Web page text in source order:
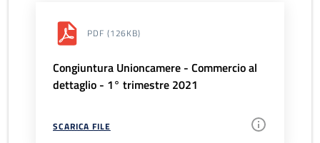
PDF (126KB)
Congiuntura Unioncamere - Commercio al
dettaglio - 1° trimestre 2021
SCARICA FILE